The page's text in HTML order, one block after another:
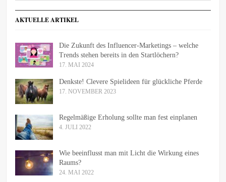
AKTUELLE ARTIKEL
Die Zukunft des Influencer-Marketings – welche
Trends stehen bereits in den Startlöchern?
17. MAI 2024
Denkste! Clevere Spielideen für glückliche Pferde
17. NOVEMBER 2023
Regelmäßige Erholung sollte man fest einplanen
4. JULI 2022
Wie beeinflusst man mit Licht die Wirkung eines
Raums?
24. MAI 2022